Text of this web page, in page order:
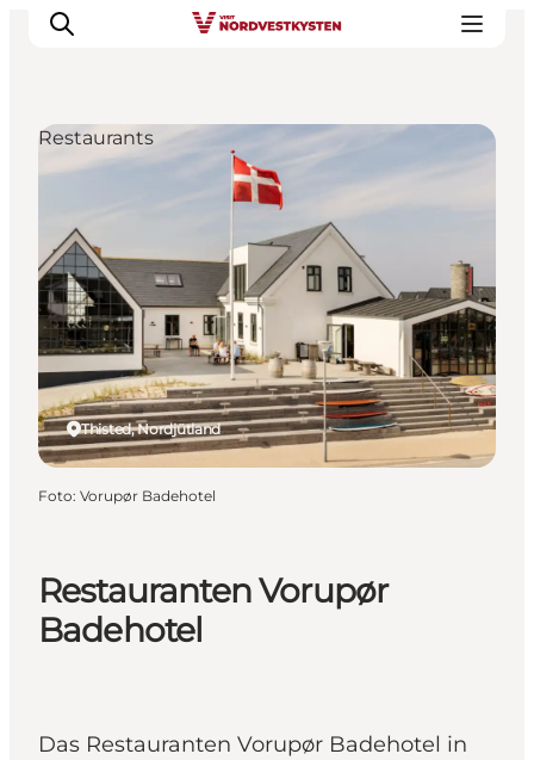
Inspiration
Events
Unterkunft
Mach deine Urlaubsplanung
Restauranten Vorupør
Badehotel
Das Restauranten Vorupør Badehotel in
Thisted, Nordjütland
Restaurants
Foto: Vorupør Badehotel